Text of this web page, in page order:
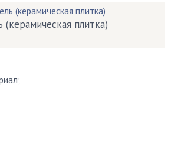
(керамическая плитка)